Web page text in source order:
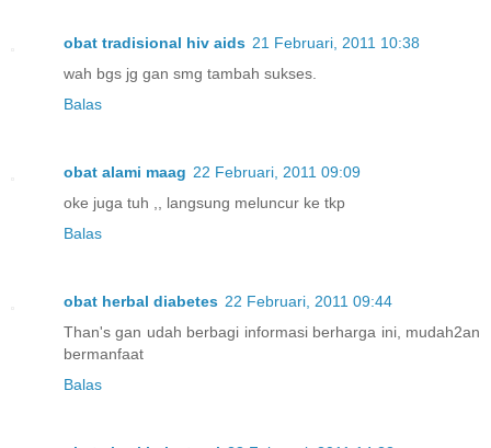
obat tradisional hiv aids 21 Februari, 2011 10:38
wah bgs jg gan smg tambah sukses.
Balas
obat alami maag 22 Februari, 2011 09:09
oke juga tuh ,, langsung meluncur ke tkp
Balas
obat herbal diabetes 22 Februari, 2011 09:44
Than's gan udah berbagi informasi berharga ini, mudah2an
bermanfaat
Balas